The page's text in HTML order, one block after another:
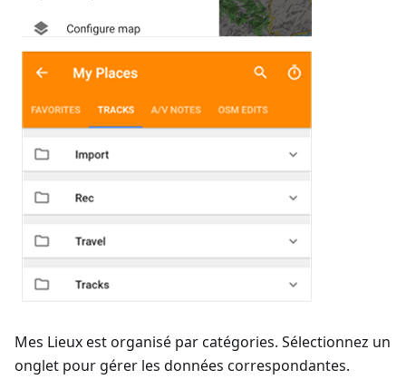
Mes Lieux est organisé par catégories. Sélectionnez un
onglet pour gérer les données correspondantes.